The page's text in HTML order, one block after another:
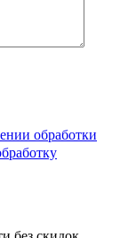
обработки